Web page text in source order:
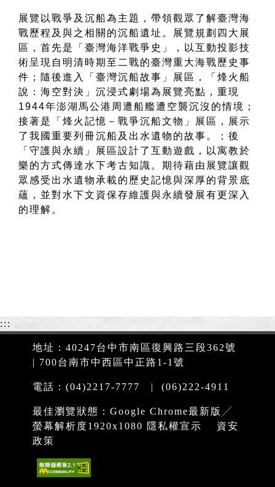
展覽 以戰爭及沉船為主題， 帶領觀眾了解臺灣海
戰歷程及與之相關的沉船遺址。展覽 規劃四大展
區，首先是「 臺灣海洋戰爭史 」，
以互動投影技
術呈現自明清時期至二戰的臺灣重大海戰歷史事
件 ； 隨後進入 「 臺灣沉船故事 」展區，
「烽火船
說：海空對決」沉浸式劇場為展覽亮點，重現
1944年澎湖馬公港周遭船艦遭空襲沉沒的情境；
接著是「烽火記憶－戰爭沉船文物」展區，展示
了我國重要列冊沉船及出水遺物的故事。
；後
「 守護與永續 」
展區設計了互動遊戲，以寓教於
樂的方式傳達水下考古知識。期待藉由展覽讓觀
眾感受出水遺物承載的歷史記憶與深厚的背景底
蘊 ，並對水下文資保存維護與永續發展有更深入
的理解。
:::
地址：40247台中市南區復興路三段362號
| 700台南市中西區中正路1-1號
電話：(04)2217-7777 | (06)222-4911
最佳瀏覽狀態：Google Chrome最新版╱
螢幕解析度1920x1080 隱私權宣示
資安
政策